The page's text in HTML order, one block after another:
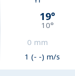
19°
10°
0 mm
1 (- -) m/s